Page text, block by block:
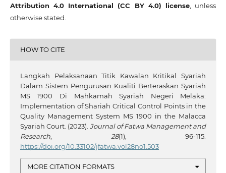
Attribution 4.0 International (CC BY 4.0) license, unless
otherwise stated.
HOW TO CITE
Langkah Pelaksanaan Titik Kawalan Kritikal Syariah
Dalam Sistem Pengurusan Kualiti Berteraskan Syariah
MS 1900 Di Mahkamah Syariah Negeri Melaka:
Implementation of Shariah Critical Control Points in the
Quality Management System MS 1900 in the Malacca
Syariah Court. (2023). Journal of Fatwa Management and
Research, 28(1), 96-115.
https://doi.org/10.33102/jfatwa.vol28no1.503
MORE CITATION FORMATS